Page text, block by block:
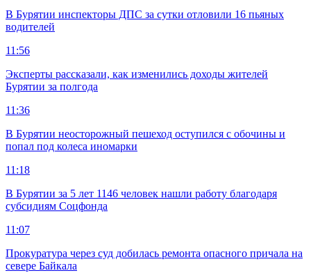
В Бурятии инспекторы ДПС за сутки отловили 16 пьяных
водителей
11:56
Эксперты рассказали, как изменились доходы жителей
Бурятии за полгода
11:36
В Бурятии неосторожный пешеход оступился с обочины и
попал под колеса иномарки
11:18
В Бурятии за 5 лет 1146 человек нашли работу благодаря
субсидиям Соцфонда
11:07
Прокуратура через суд добилась ремонта опасного причала на
севере Байкала